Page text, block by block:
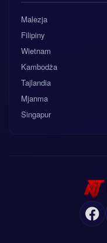
Malezja
Filipiny
Wietnam
Kambodża
Tajlandia
Mjanma
Singapur